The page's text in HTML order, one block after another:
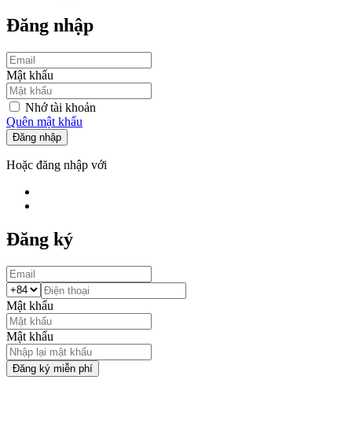
Đăng nhập
Mật khẩu
Nhớ tài khoản
Quên mật khẩu
Đăng nhập
Hoặc đăng nhập với
Đăng ký
Mật khẩu
Mật khẩu
Đăng ký miễn phí